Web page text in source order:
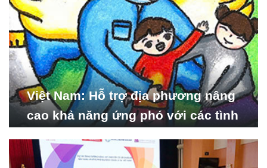
Việt Nam: Hỗ trợ địa phương nâng
cao khả năng ứng phó với các tình